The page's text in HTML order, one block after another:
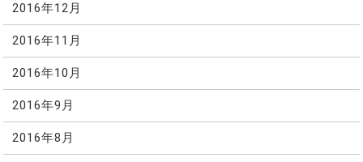
2016年12月
2016年11月
2016年10月
2016年9月
2016年8月